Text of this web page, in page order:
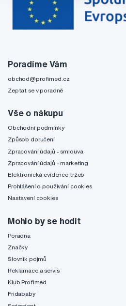
Poradíme Vám
obchod@profimed.cz
Zeptat se v poradně
Vše o nákupu
Obchodní podmínky
Způsob doručení
Zpracování údajů - smlouva
Zpracování údajů - marketing
Elektronická evidence tržeb
Prohlášení o používání cookies
Nastavení cookies
Mohlo by se hodit
Poradna
Značky
Slovník pojmů
Reklamace a servis
Klub Profimed
Fridababy